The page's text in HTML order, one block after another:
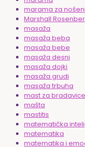
marama za
Marshall
masaža
masaža beba
masaža bebe
masaža desni
masaža dojki
masaža grudi
masaža trbuha
mast za bradavice
mašta
mastitis
matematička
matematika
matematika i